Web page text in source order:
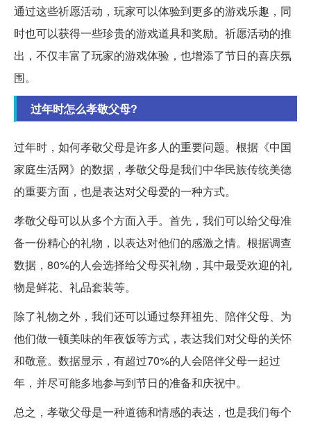
通过这些祈愿活动，玩家可以体验到更多的游戏乐趣，同
时也可以获得一些珍贵的游戏道具和奖励。祈愿活动的推
出，不仅丰富了玩家的游戏体验，也增添了节日的喜庆氛
围。
过年时怎么孝敬父母?
过年时，如何孝敬父母是许多人的重要问题。根据《中国
家庭生活网》的数据，孝敬父母是我们中华民族传统美德
的重要方面，也是表达对父母爱的一种方式。
孝敬父母可以从多个方面入手。首先，我们可以给父母准
备一份精心的礼物，以表达对他们的感激之情。根据调查
数据，80%的人会选择给父母买礼物，其中最受欢迎的礼
物是鲜花、礼品套装等。
除了礼物之外，我们还可以通过祭拜祖先、陪伴父母、为
他们做一顿美味的年夜饭等方式，表达我们对父母的关怀
和敬意。数据显示，有超过70%的人会陪伴父母一起过
年，并尽可能多地参与到节日的准备和庆祝中。
总之，孝敬父母是一种道德和情感的表达，也是我们每个